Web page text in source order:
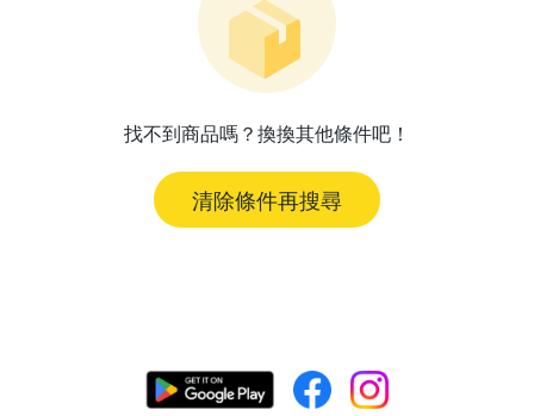
找不到商品嗎？換換其他條件吧！
清除條件再搜尋